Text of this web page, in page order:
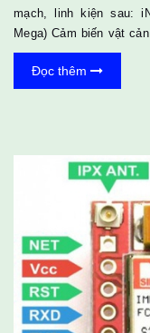
mạch, linh kiện sau: iNut cảm biến Arduino (Mình dùng Arduino
Mega) Cảm biến vật
(Hoặc quang trở)
bạn nối dây theo sơ đồ sau: Code dành cho Arduino, toàn
này không có gì mới so
Đọc thêm